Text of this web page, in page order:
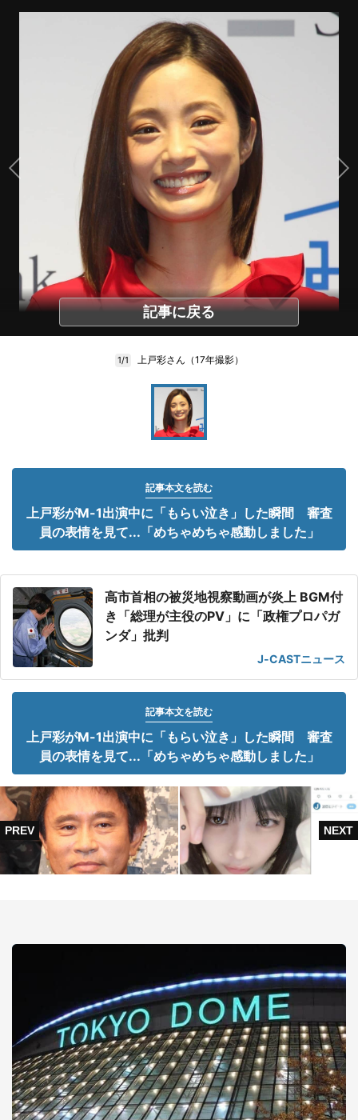
記事に戻る
1/1 上戸彩さん（17年撮影）
記事本文を読む
上戸彩がM-1出演中に「もらい泣き」した瞬間 審査
員の表情を見て...「めちゃめちゃ感動しました」
高市首相の被災地視察動画が炎上 BGM付
き「総理が主役のPV」に「政権プロパガ
ンダ」批判
J-CASTニュース
記事本文を読む
上戸彩がM-1出演中に「もらい泣き」した瞬間 審査
員の表情を見て...「めちゃめちゃ感動しました」